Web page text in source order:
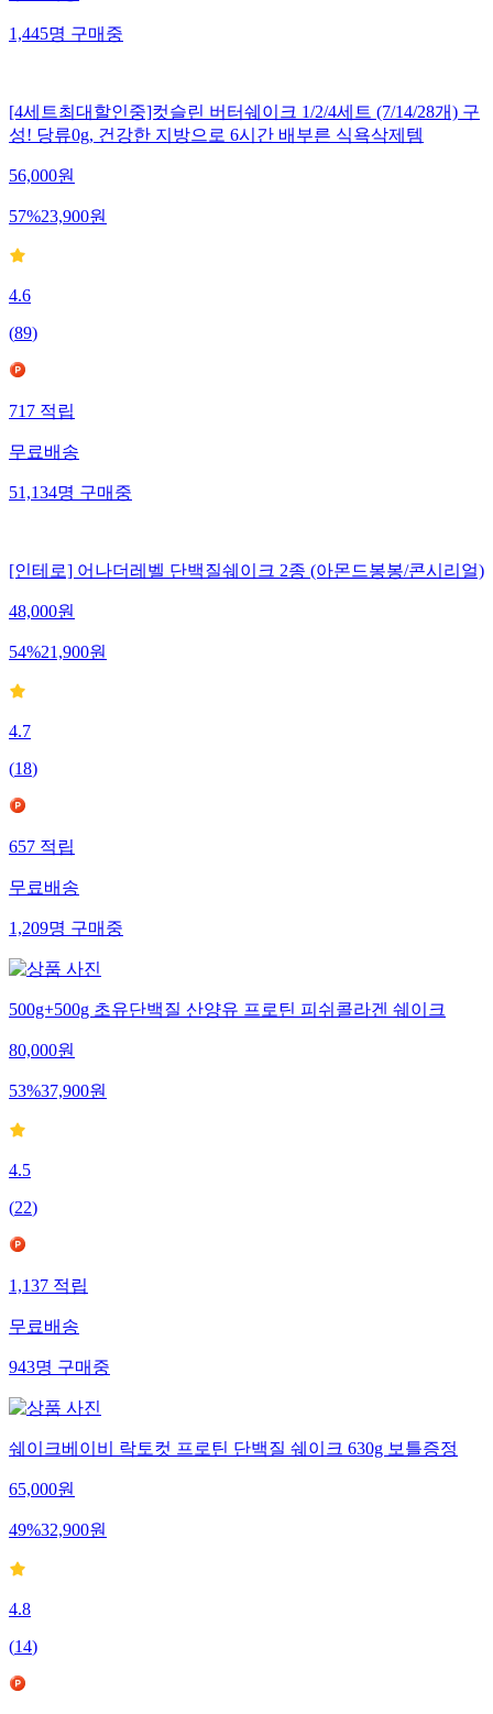
1,445명 구매중
[4세트최대할인중]컷슬린 버터쉐이크 1/2/4세트 (7/14/28개) 구
성! 당류0g, 건강한 지방으로 6시간 배부른 식욕삭제템
56,000원
57%23,900원
4.6
(89)
717 적립
무료배송
51,134명 구매중
[인테로] 어나더레벨 단백질쉐이크 2종 (아몬드봉봉/콘시리얼)
48,000원
54%21,900원
4.7
(18)
657 적립
무료배송
1,209명 구매중
500g+500g 초유단백질 산양유 프로틴 피쉬콜라겐 쉐이크
80,000원
53%37,900원
4.5
(22)
1,137 적립
무료배송
943명 구매중
쉐이크베이비 락토컷 프로틴 단백질 쉐이크 630g 보틀증정
65,000원
49%32,900원
4.8
(14)